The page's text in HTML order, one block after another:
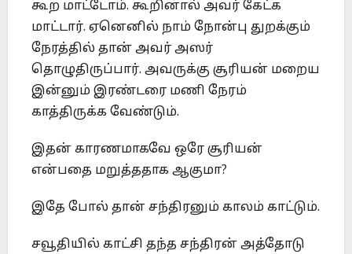
கூற மாட்டோம். கூறினால் அவர் கேட்க
மாட்டார். ஏனெனில் நாம் நோன்பு துறக்கும்
நேரத்தில் தான் அவர் அஸர்
தொழுதிருப்பார். அவருக்கு சூரியன் மறைய
இன்னும் இரண்டரை மணி நேரம்
காத்திருக்க வேண்டும்.
இதன் காரணமாகவே ஒரே சூரியன்
என்பதை மறுத்ததாக ஆகுமா?
இதே போல் தான் சந்திரனும் காலம் காட்டும்.
சவூதியில் காட்சி தந்த சந்திரன் அத்தோடு